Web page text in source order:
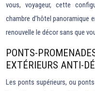
vous, voyageur, cette
chambre d’hôtel panoramique
renouvelle le décor sans que
PONTS-
EXTÉRIEURS ANTI-
Les ponts supérieurs, ou